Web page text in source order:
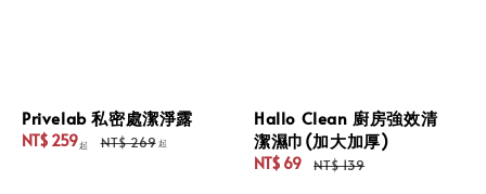
Privelab 私密處潔淨露
NT$ 259起 NT$ 269 起
Hallo Clean 廚房強效清
潔濕巾(加大加厚)
NT$ 69
NT$ 139